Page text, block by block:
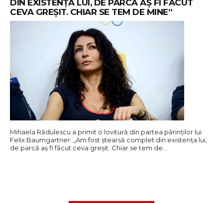
DIN EXISTENȚA LUI, DE PARCĂ AȘ FI FĂCUT
CEVA GREȘIT. CHIAR SE TEM DE MINE”
Mihaela Rădulescu a primit o lovitură din partea părinților lui
Felix Baumgartner: „Am fost ștearsă complet din existența lui,
de parcă aș fi făcut ceva greșit. Chiar se tem de…